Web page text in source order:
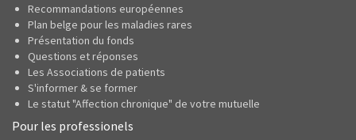
Recommandations européennes
Plan belge pour les maladies rares
Présentation du fonds
Questions et réponses
Les Associations de patients
S'informer & se former
Le statut "Affection chronique" de votre mutuelle
Pour les professionels